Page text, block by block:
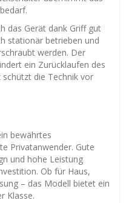
das Gerät dank Griff gut
stationär betrieben und
werden. Der
ein Zurücklaufen des
die Technik vor
bewährtes
Privatanwender. Gute
und hohe Leistung
Ob für Haus,
– das Modell bietet ein
Klasse.